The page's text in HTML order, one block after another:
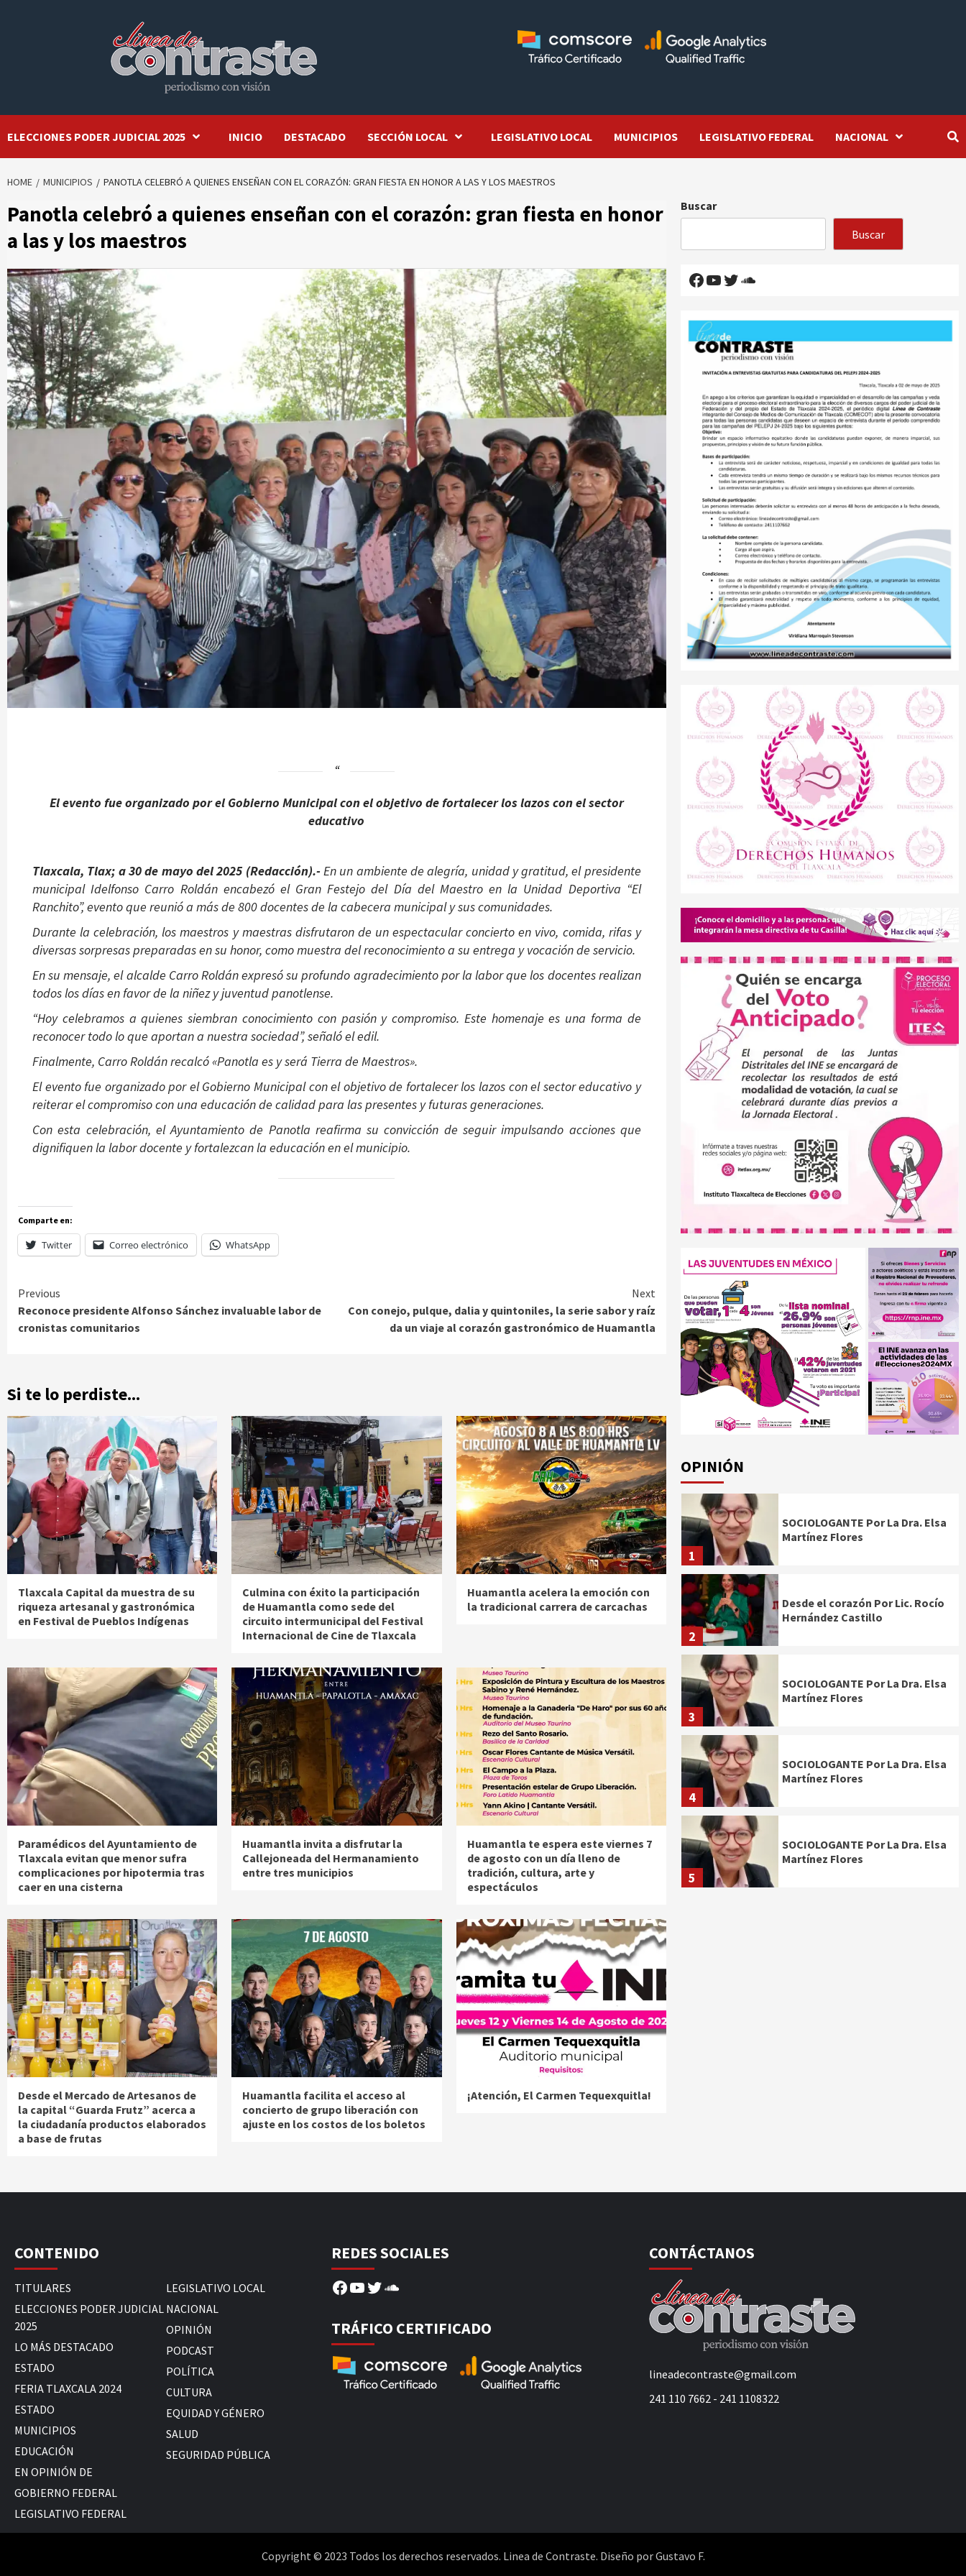
ELECCIONES PODER JUDICIAL 2025 INICIO DESTACADO SECCIÓN LOCAL LEGISLATIVO LOCAL MUNICIPIOS LEGISLATIVO FEDERAL NACIONAL
HOME MUNICIPIOS PANOTLA CELEBRÓ A QUIENES ENSEÑAN CON EL CORAZÓN: GRAN FIESTA EN HONOR A LAS Y LOS MAESTROS
Panotla celebró a quienes enseñan con el corazón: gran fiesta en honor
a las y los maestros
El evento fue organizado por el Gobierno Municipal con el objetivo de fortalecer los lazos con el sector
educativo
Tlaxcala, Tlax; a 30 de mayo del 2025 (Redacción).- En un ambiente de alegría, unidad y gratitud, el presidente
municipal Idelfonso Carro Roldán encabezó el Gran Festejo del Día del Maestro en la Unidad Deportiva “El
Ranchito”, evento que reunió a más de 800 docentes de la cabecera municipal y sus comunidades.
Durante la celebración, los maestros y maestras disfrutaron de un espectacular concierto en vivo, comida, rifas y
diversas sorpresas preparadas en su honor, como muestra del reconocimiento a su entrega y vocación de servicio.
En su mensaje, el alcalde Carro Roldán expresó su profundo agradecimiento por la labor que los docentes realizan
todos los días en favor de la niñez y juventud panotlense.
“Hoy celebramos a quienes siembran conocimiento con pasión y compromiso. Este homenaje es una forma de
reconocer todo lo que aportan a nuestra sociedad”, señaló el edil.
Finalmente, Carro Roldán recalcó «Panotla es y será Tierra de Maestros».
El evento fue organizado por el Gobierno Municipal con el objetivo de fortalecer los lazos con el sector educativo y
reiterar el compromiso con una educación de calidad para las presentes y futuras generaciones.
Con esta celebración, el Ayuntamiento de Panotla reafirma su convicción de seguir impulsando acciones que
dignifiquen la labor docente y fortalezcan la educación en el municipio.
Comparte en:
Twitter Correo electrónico WhatsApp
Continue
Reading
Previous
Reconoce presidente Alfonso Sánchez invaluable labor de
cronistas comunitarios
Next
Con conejo, pulque, dalia y quintoniles, la serie sabor y raíz
da un viaje al corazón gastronómico de Huamantla
Si te lo perdiste...
Tlaxcala Capital da muestra de su
riqueza artesanal y gastronómica
en Festival de Pueblos Indígenas
Culmina con éxito la participación
de Huamantla como sede del
circuito intermunicipal del Festival
Internacional de Cine de Tlaxcala
Huamantla acelera la emoción con
la tradicional carrera de carcachas
Paramédicos del Ayuntamiento de
Tlaxcala evitan que menor sufra
complicaciones por hipotermia tras
caer en una cisterna
Huamantla invita a disfrutar la
Callejoneada del Hermanamiento
entre tres municipios
Huamantla te espera este viernes 7
de agosto con un día lleno de
tradición, cultura, arte y
espectáculos
Desde el Mercado de Artesanos de
la capital “Guarda Frutz” acerca a
la ciudadanía productos elaborados
a base de frutas
Huamantla facilita el acceso al
concierto de grupo liberación con
ajuste en los costos de los boletos
¡Atención, El Carmen Tequexquitla!
Buscar
Buscar
Facebook
YouTube
Twitter
SoundCloud
OPINIÓN
1
SOCIOLOGANTE Por La Dra. Elsa
Martínez Flores
2
Desde el corazón Por Lic. Rocío
Hernández Castillo
3
SOCIOLOGANTE Por La Dra. Elsa
Martínez Flores
4
SOCIOLOGANTE Por La Dra. Elsa
Martínez Flores
5
SOCIOLOGANTE Por La Dra. Elsa
Martínez Flores
CONTENIDO
TITULARES
ELECCIONES PODER JUDICIAL
2025
LO MÁS DESTACADO
ESTADO
FERIA TLAXCALA 2024
ESTADO
MUNICIPIOS
EDUCACIÓN
EN OPINIÓN DE
GOBIERNO FEDERAL
LEGISLATIVO FEDERAL
LEGISLATIVO LOCAL
NACIONAL
OPINIÓN
PODCAST
POLÍTICA
CULTURA
EQUIDAD Y GÉNERO
SALUD
SEGURIDAD PÚBLICA
REDES SOCIALES
Facebook
YouTube
Twitter
SoundCloud
TRÁFICO CERTIFICADO
CONTÁCTANOS
lineadecontraste@gmail.com
241 110 7662 - 241 1108322
Copyright © 2023 Todos los derechos reservados. Linea de Contraste. Diseño por Gustavo F.